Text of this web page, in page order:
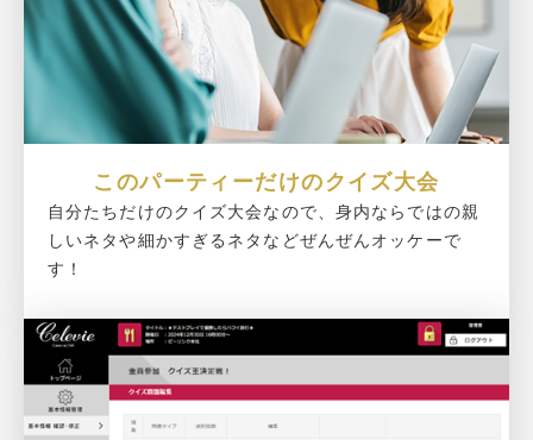
このパーティーだけのクイズ大会
自分たちだけのクイズ大会なので、身内ならではの親
しいネタや細かすぎるネタなどぜんぜんオッケーで
す！